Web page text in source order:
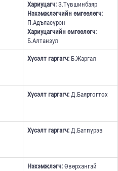
Хариуцагч:З.Түвшинбаяр
Нэхэмжлэгчийн өмгөөлөгч:
П.Адъяасүрэн
Хариуцагчийн өмгөөлөгч:
Б.Алтанзул
Хүсэлт гаргагч:Б.Жаргал
Хүсэлт гаргагч:Д.Баяртогтох
Хүсэлт гаргагч:Д.Батпүрэв
Нэхэмжлэгч:Өвөрхангай